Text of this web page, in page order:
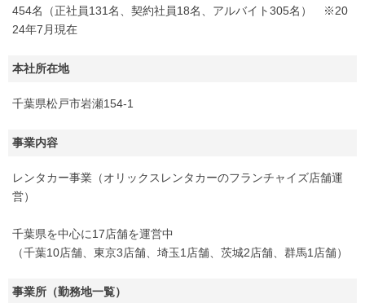
454名（正社員131名、契約社員18名、アルバイト305名） ※20
24年7月現在
本社所在地
千葉県松戸市岩瀬154-1
事業内容
レンタカー事業（オリックスレンタカーのフランチャイズ店舗運
営）
千葉県を中心に17店舗を運営中
（千葉10店舗、東京3店舗、埼玉1店舗、茨城2店舗、群馬1店舗）
事業所（勤務地一覧）